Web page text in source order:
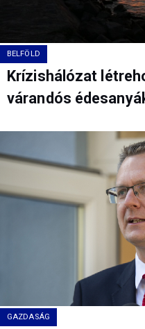
BELFÖLD
Krízishálózat
várandós
GAZDASÁG